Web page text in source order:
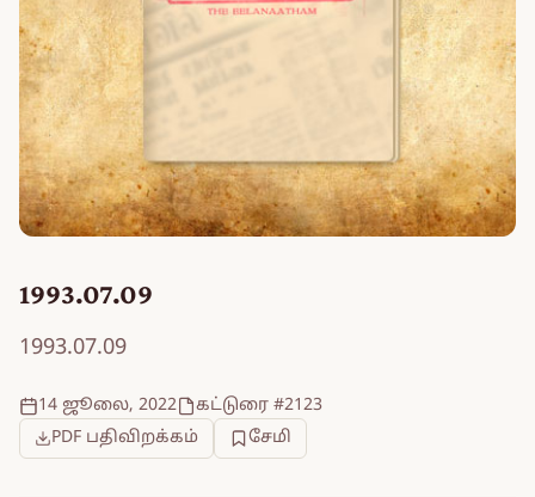
1993.07.09
1993.07.09
14 ஜூலை, 2022
கட்டுரை #2123
PDF பதிவிறக்கம்
சேமி